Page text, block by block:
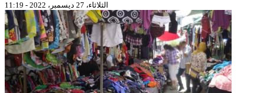
الثلاثاء، 27 ديسمبر، 2022 - 11:19